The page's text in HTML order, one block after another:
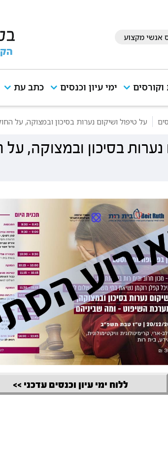
אנשי מקצוע
וקורסים ימי עיון וכנסים כתב עת
על טיפול ושיקום נערות בסיכון ובמצוקה, על
נערות בסיכון ובמצוקה,
ללוח ימי עיון וכנסים עדכני >>